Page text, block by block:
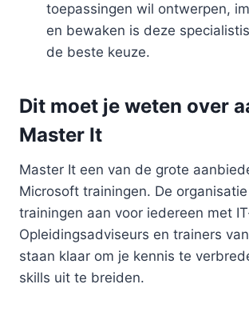
toepassingen wil ontwerpen,
en bewaken is deze
de beste keuze.
Dit moet je weten over
Master It
Master It een van de grote
Microsoft trainingen. De
trainingen aan voor iedereen met
Opleidingsadviseurs en trainers
staan klaar om je kennis te
skills uit te breiden.